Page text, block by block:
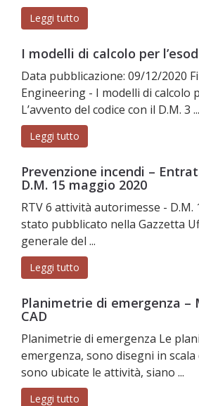
Leggi tutto
I modelli di calcolo per
Data pubblicazione: 09/12/2020
Engineering - I modelli di calcolo
L’avvento del codice con il D.M. 3 ...
Leggi tutto
Prevenzione incendi –
D.M. 15 maggio 2020
RTV 6 attività autorimesse - D.M.
stato pubblicato nella Gazzetta
generale del ...
Leggi tutto
Planimetrie di emergenza –
CAD
Planimetrie di emergenza Le
emergenza, sono disegni in
sono ubicate le attività, siano ...
Leggi tutto